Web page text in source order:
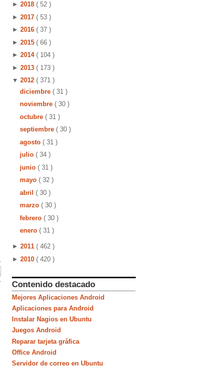
► 2018 ( 52 )
► 2017 ( 53 )
► 2016 ( 37 )
► 2015 ( 66 )
► 2014 ( 104 )
► 2013 ( 173 )
▼ 2012 ( 371 )
diciembre ( 31 )
noviembre ( 30 )
octubre ( 31 )
septiembre ( 30 )
agosto ( 31 )
julio ( 34 )
junio ( 31 )
mayo ( 32 )
abril ( 30 )
marzo ( 30 )
febrero ( 30 )
enero ( 31 )
► 2011 ( 462 )
► 2010 ( 420 )
Contenido destacado
Mejores Aplicaciones Android
Aplicaciones para Android
Instalar Nagios en Ubuntu
Juegos Android
Reparar tarjeta gráfica
Office Android
Servidor de correo en Ubuntu